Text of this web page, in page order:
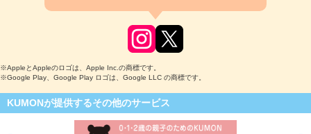
※AppleとAppleのロゴは、Apple Inc.の商標です。
※Google Play、Google Play ロゴは、Google LLC の商標です。
KUMONが提供するその他のサービス